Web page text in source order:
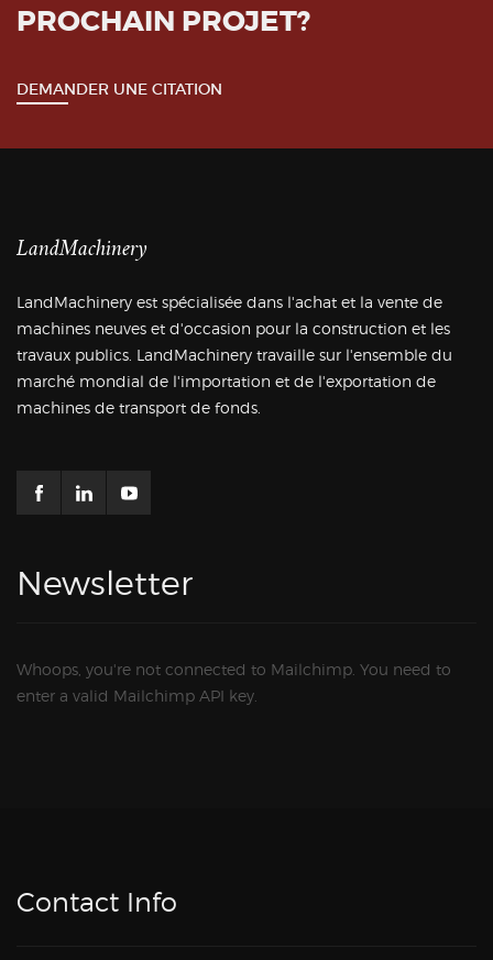
PROCHAIN PROJET?
DEMANDER UNE CITATION
LandMachinery
LandMachinery est spécialisée dans l'achat et la vente de
machines neuves et d'occasion pour la construction et les
travaux publics. LandMachinery travaille sur l'ensemble du
marché mondial de l'importation et de l'exportation de
machines de transport de fonds.
Newsletter
Whoops, you're not connected to Mailchimp. You need to
enter a valid Mailchimp API key.
Contact Info